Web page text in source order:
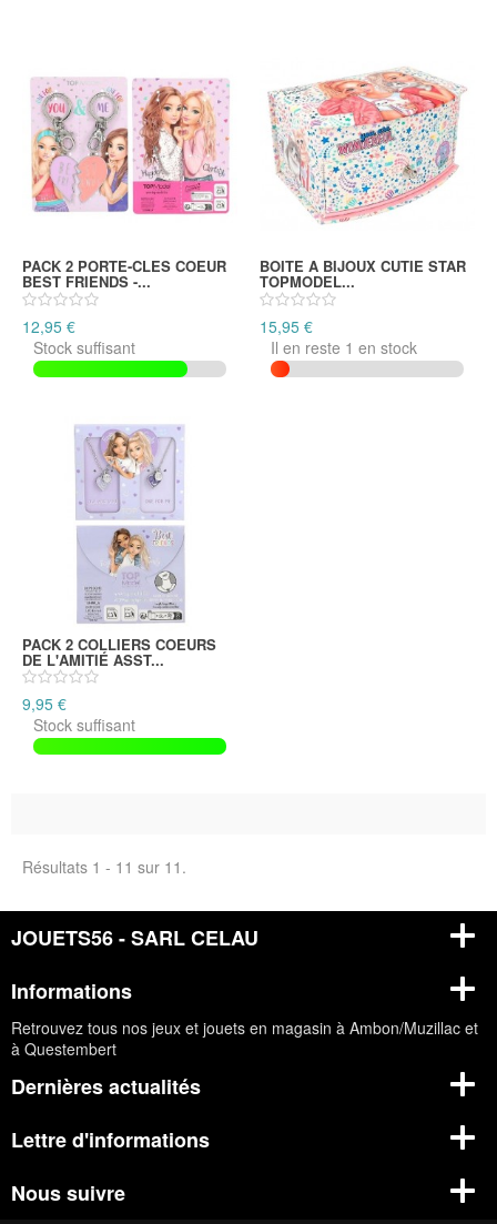
PACK 2 PORTE-CLES COEUR
BEST FRIENDS -...
12,95 €
Stock suffisant
BOITE A BIJOUX CUTIE STAR
TOPMODEL...
15,95 €
Il en reste 1 en stock
PACK 2 COLLIERS COEURS
DE L'AMITIÉ ASST...
9,95 €
Stock suffisant
Résultats 1 - 11 sur 11.
JOUETS56 - SARL CELAU
Informations
Retrouvez tous nos jeux et jouets en magasin à Ambon/Muzillac et
à Questembert
Dernières actualités
Lettre d'informations
Nous suivre